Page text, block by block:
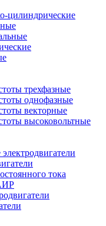
цилиндрические
трехфазные
однофазные
векторные
высоковольтные
тока